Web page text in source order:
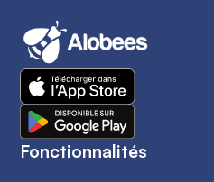
Fonctionnalités